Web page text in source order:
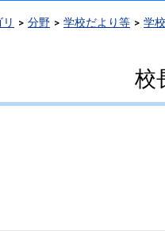
分野 学校だより等 学
校